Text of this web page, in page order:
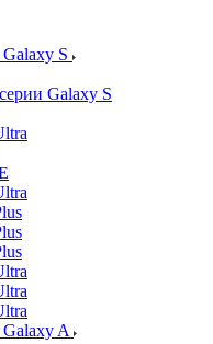
S
Galaxy S
A